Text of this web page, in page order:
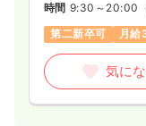
時間 9:30～20:00
第二新卒可
月給
気に